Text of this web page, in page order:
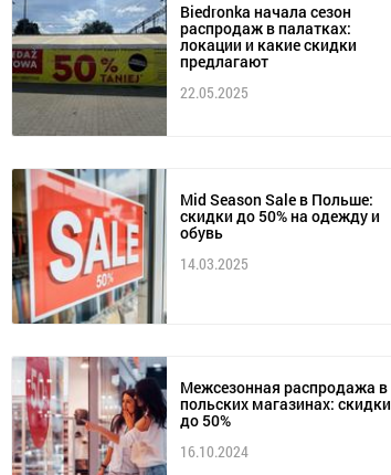
Biedronka начала сезон
распродаж в палатках:
локации и какие скидки
предлагают
22.05.2025
Mid Season Sale в Польше:
скидки до 50% на одежду и
обувь
14.03.2025
Межсезонная распродажа в
польских магазинах: скидки
до 50%
16.10.2024